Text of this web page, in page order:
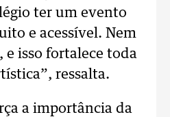
ter um evento
e acessível. Nem
e isso fortalece toda
ressalta.
a importância da